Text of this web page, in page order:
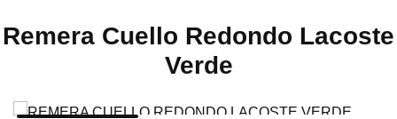
BLOG
Remera Cuello Redondo Lacoste
Verde